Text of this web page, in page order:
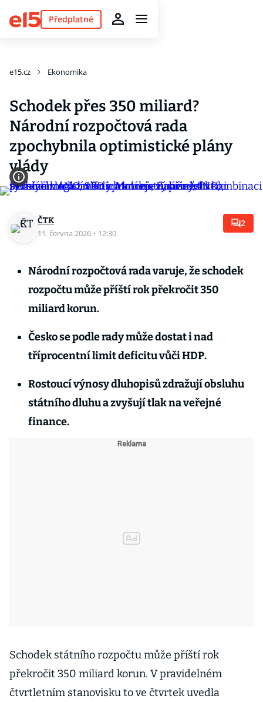
Předplatné
e15.cz Ekonomika
Schodek přes 350 miliard?
Národní rozpočtová rada
zpochybnila optimistické plány
vlády
ČTK
11. června 2026 · 12:30
2
Národní rozpočtová rada varuje, že schodek
rozpočtu může příští rok překročit 350
miliard korun.
Česko se podle rady může dostat i nad
tříprocentní limit deficitu vůči HDP.
Rostoucí výnosy dluhopisů zdražují obsluhu
státního dluhu a zvyšují tlak na veřejné
finance.
Schodek státního rozpočtu může příští rok
překročit 350 miliard korun. V pravidelném
čtvrtletním stanovisku to ve čtvrtek uvedla